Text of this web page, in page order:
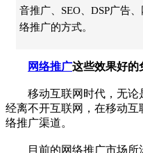
音推广、SEO、DSP广告
络推广的方式。
网络推广这些效果好的
移动互联网时代，无论
经离不开互联网，在移动互
络推广渠道。
目前的网络推广市场所